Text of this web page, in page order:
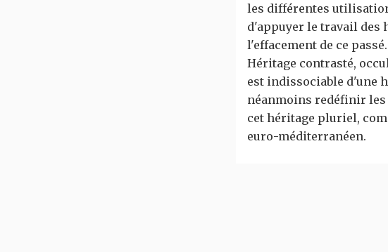
les différentes
d'appuyer le travail des
l'effacement de ce passé.
Héritage contrasté,
est indissociable d'une
néanmoins redéfinir
cet héritage pluriel,
euro-méditerranéen.